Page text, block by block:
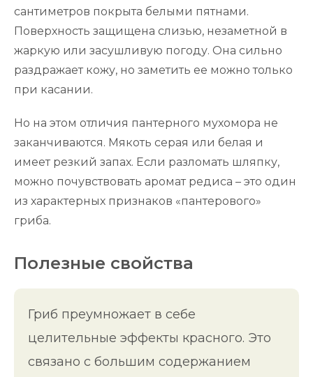
сантиметров покрыта белыми пятнами.
Поверхность защищена слизью, незаметной в
жаркую или засушливую погоду. Она сильно
раздражает кожу, но заметить ее можно только
при касании.
Но на этом отличия пантерного мухомора не
заканчиваются. Мякоть серая или белая и
имеет резкий запах. Если разломать шляпку,
можно почувствовать аромат редиса – это один
из характерных признаков «пантерового»
гриба.
Полезные свойства
Гриб преумножает в себе
целительные эффекты красного. Это
связано с большим содержанием